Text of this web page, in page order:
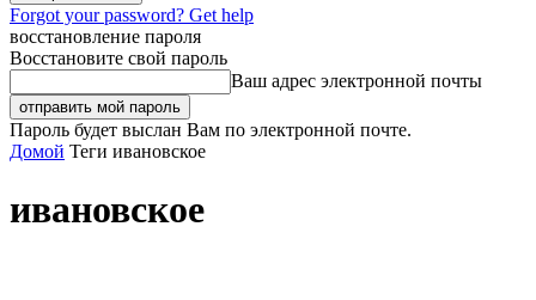
Forgot your password? Get help
восстановление пароля
Восстановите свой пароль
Ваш адрес электронной почты
Пароль будет выслан Вам по электронной почте.
Домой Теги ивановское
ивановское